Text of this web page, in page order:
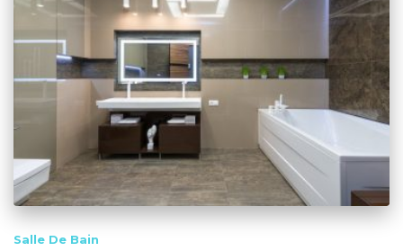
Salle De Bain